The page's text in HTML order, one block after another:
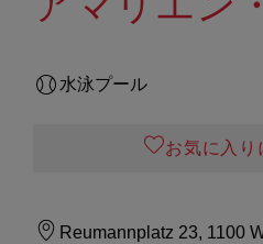
水泳プール
お気に入り
Reumannplatz 23, 1100